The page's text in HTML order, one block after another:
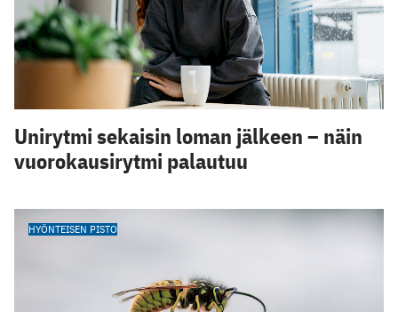
Unirytmi sekaisin loman jälkeen – näin
vuorokausirytmi palautuu
HYÖNTEISEN PISTO